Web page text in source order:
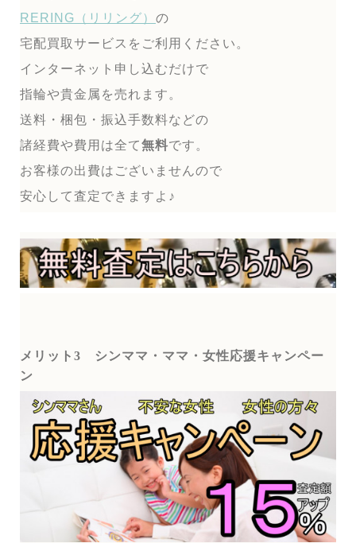
RERING（リリング） の
宅配買取サービスをご利用ください。
インターネット申し込むだけで
指輪や貴金属を売れます。
送料・梱包・振込手数料などの
諸経費や費用は全て無料です。
お客様の出費はございませんので
安心して査定できますよ♪
メリット3
シンママ・ママ・女性応援キャンペー
ン